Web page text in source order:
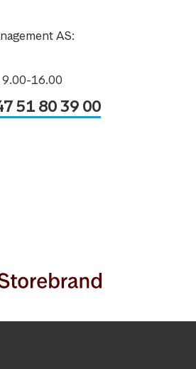
AS:
16.00
51 80 39 00